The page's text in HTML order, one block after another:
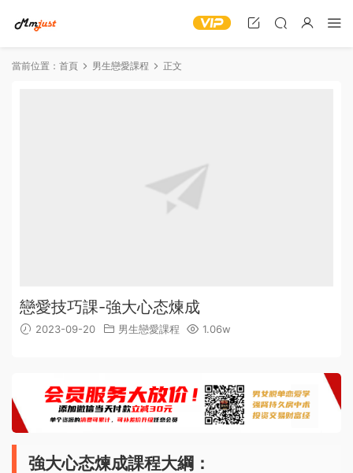
當前位置： 首頁 男生戀愛課程 正文
戀愛技巧課-強大心态煉成
2023-09-20 男生戀愛課程 1.06w
強大心态煉成課程大綱：